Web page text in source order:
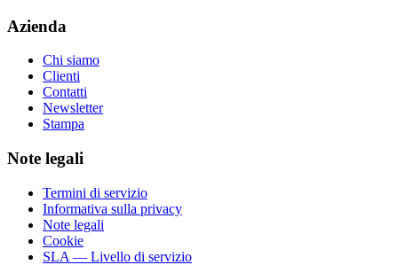
Azienda
Chi siamo
Clienti
Contatti
Newsletter
Stampa
Note legali
Termini di servizio
Informativa sulla privacy
Note legali
Cookie
SLA — Livello di servizio